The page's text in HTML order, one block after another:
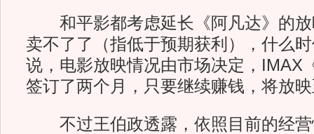
和平影都考虑延长《阿凡达》的放
卖不了了（指低于预期获利），什么
说，电影放映情况由市场决定，IMAX
签订了两个月，只要继续赚钱，将放
不过王伯政透露，依照目前的经营